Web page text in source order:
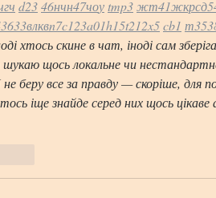
ч d2346нчн47чоуtmp3жт41жкрсд
3633влквn7c123a01h15t212x5cb1 т35
хтось скине в чат, іноді сам
щось локальне чи
не беру все за правду — скоріше,
іще знайде серед них щось